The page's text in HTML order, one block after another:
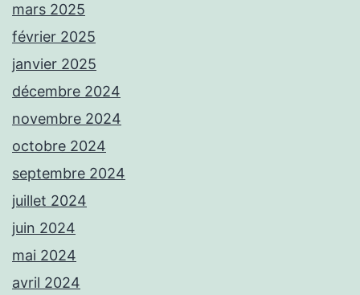
mars 2025
février 2025
janvier 2025
décembre 2024
novembre 2024
octobre 2024
septembre 2024
juillet 2024
juin 2024
mai 2024
avril 2024